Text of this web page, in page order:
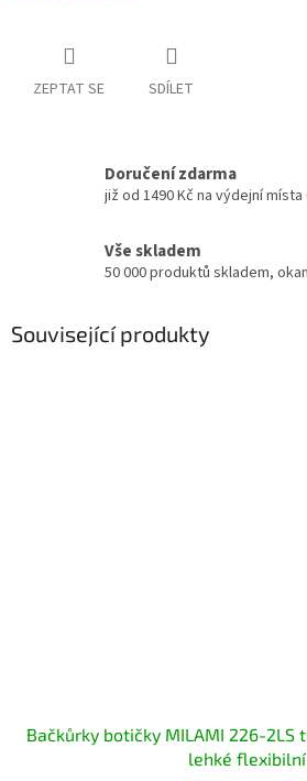
ZEPTAT SE SDÍLET
Doručení zdarma
již od 1490 Kč na výdejní
Vše skladem
50 000 produktů skladem,
Související produkty
Bačkůrky botičky MILAMI 226-2LS
lehké flexibilní